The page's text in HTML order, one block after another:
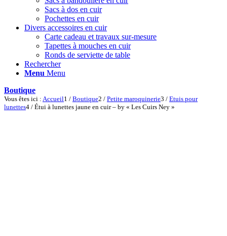
Sacs à dos en cuir
Pochettes en cuir
Divers accessoires en cuir
Carte cadeau et travaux sur-mesure
Tapettes à mouches en cuir
Ronds de serviette de table
Rechercher
Menu Menu
Boutique
Vous êtes ici : Accueil1 / Boutique2 / Petite maroquinerie3 / Etuis pour
lunettes4 / Étui à lunettes jaune en cuir – by « Les Cuirs Ney »